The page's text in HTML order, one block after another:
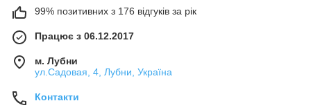
99% позитивних з 176 відгуків за рік
Працює з 06.12.2017
м. Лубни
ул.Садовая, 4, Лубни, Україна
Контакти